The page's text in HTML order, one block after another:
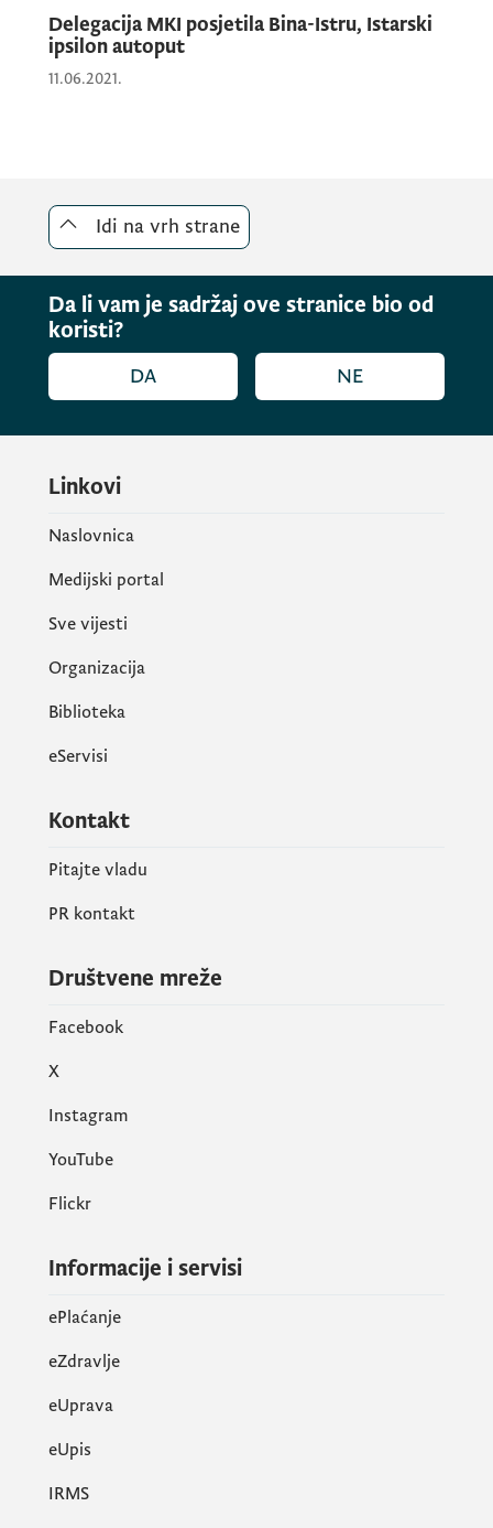
Delegacija MKI posjetila Bina-Istru, Istarski
ipsilon autoput
11.06.2021.
Idi na vrh strane
Da li vam je sadržaj ove stranice bio od
koristi?
DA NE
Linkovi
Naslovnica
Medijski portal
Sve vijesti
Organizacija
Biblioteka
eServisi
Kontakt
Pitajte vladu
PR kontakt
Društvene mreže
Facebook
X
Instagram
YouTube
Flickr
Informacije i servisi
ePlaćanje
eZdravlje
eUprava
еUpis
IRMS